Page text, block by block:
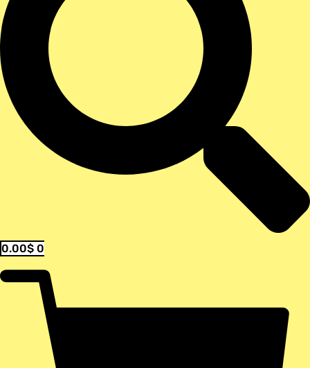
0.00$ 0